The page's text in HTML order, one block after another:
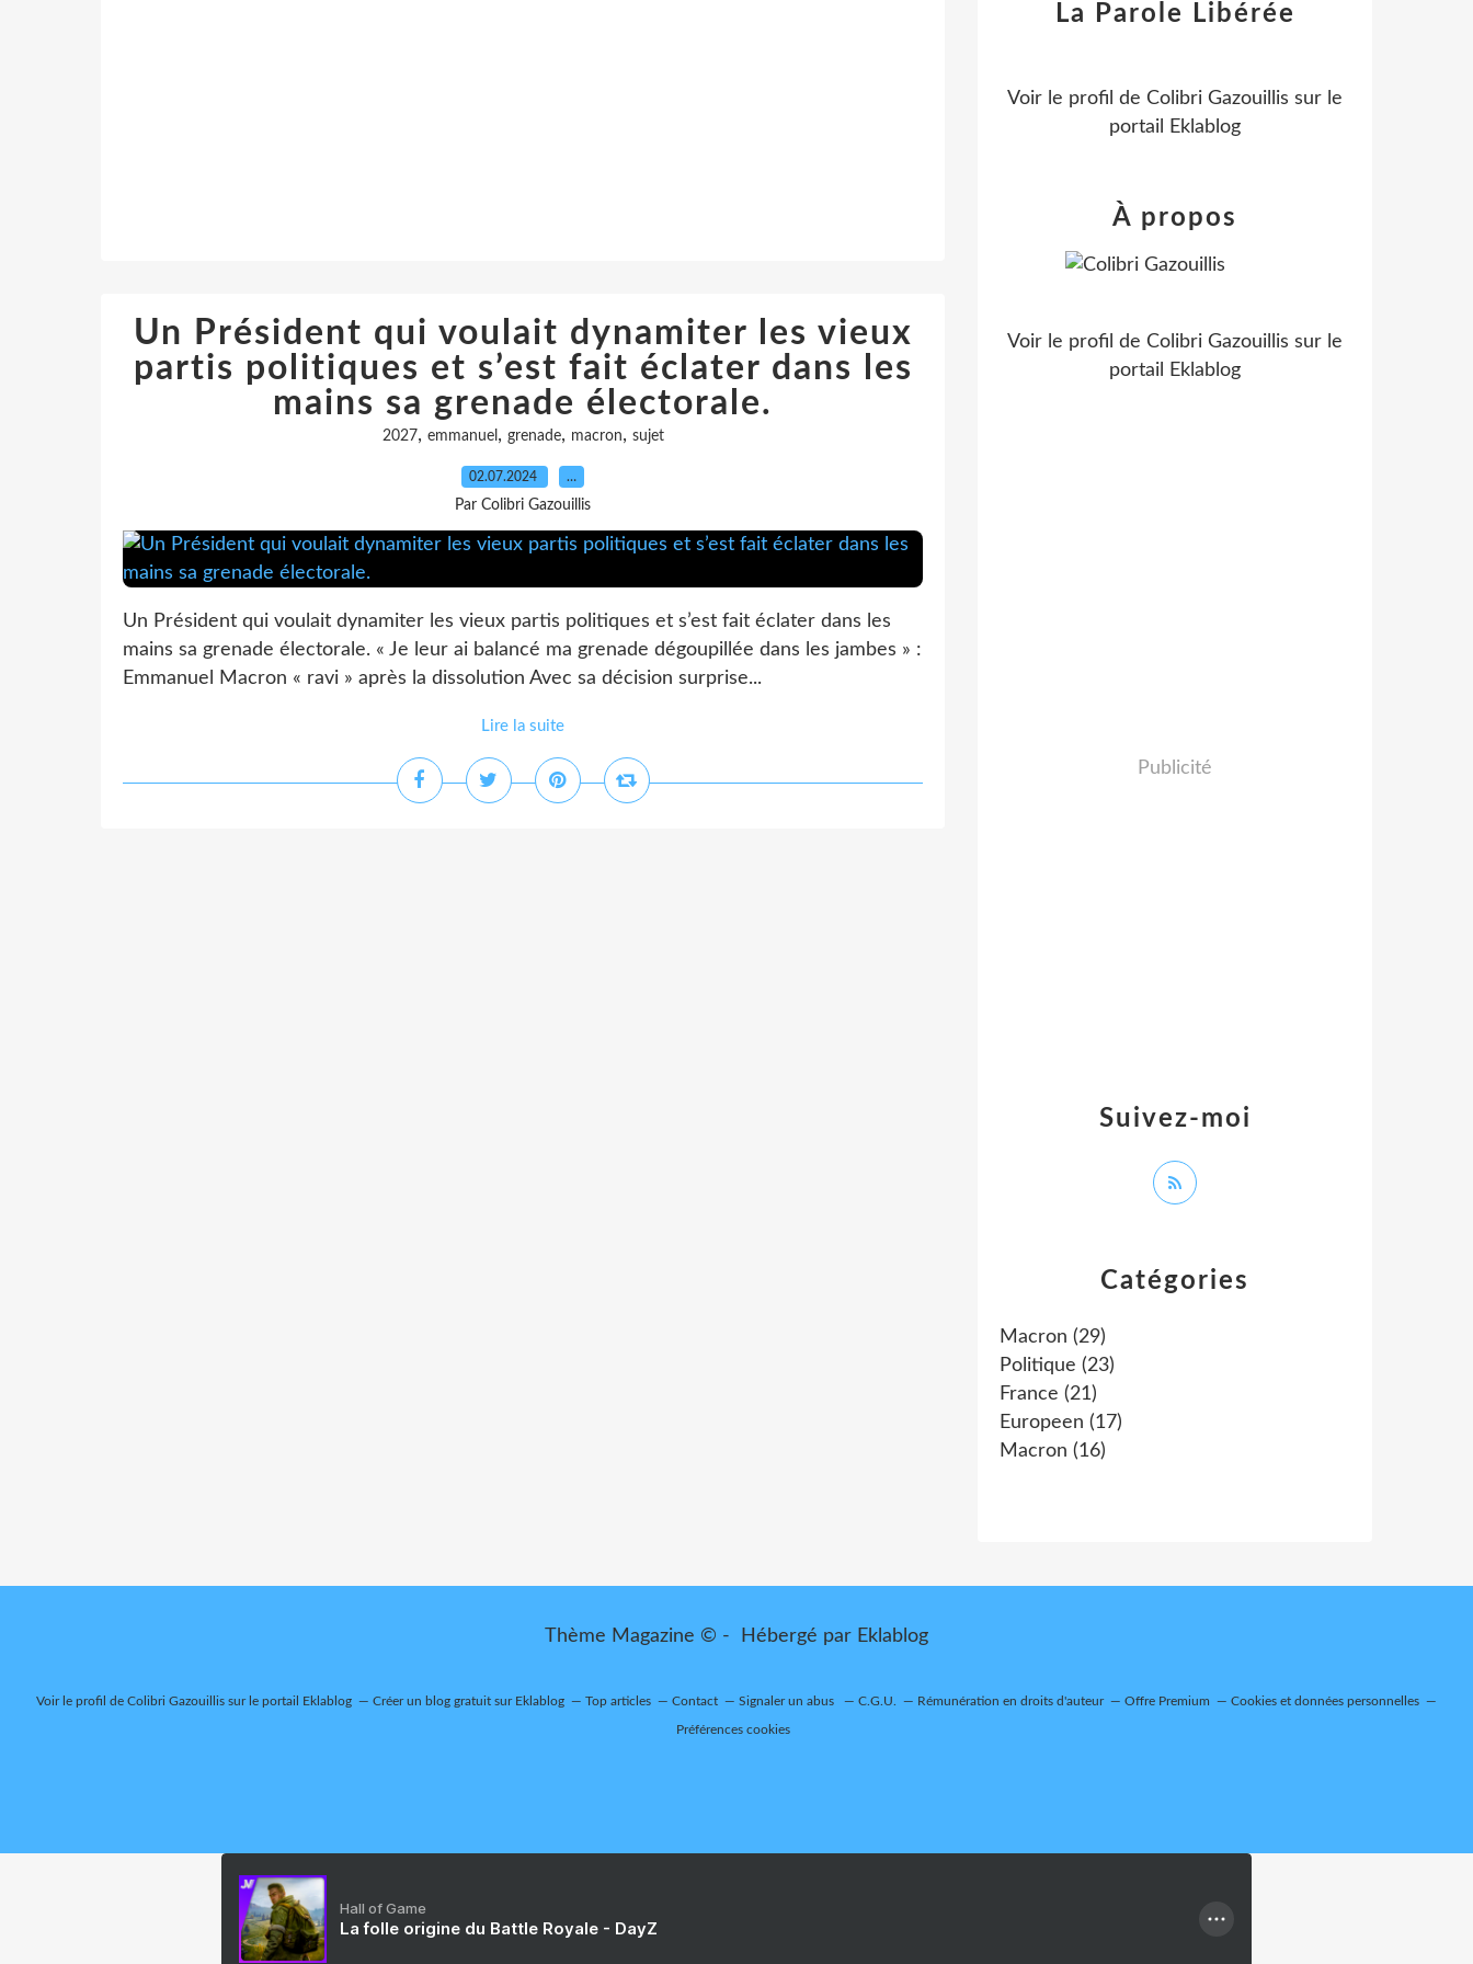
Un Président qui voulait dynamiter les vieux
partis politiques et s’est fait éclater dans les
mains sa grenade électorale.
2027, emmanuel, grenade, macron, sujet
02.07.2024 …
Par Colibri Gazouillis
Un Président qui voulait dynamiter les vieux partis politiques et s’est fait éclater dans les
mains sa grenade électorale. « Je leur ai balancé ma grenade dégoupillée dans les jambes » :
Emmanuel Macron « ravi » après la dissolution Avec sa décision surprise...
Lire la suite
Catégories
Macron (29)
Politique (23)
France (21)
Europeen (17)
Macron (16)
La Parole Libérée
Voir le profil de Colibri Gazouillis sur le
portail Eklablog
Suivez-moi
À propos
Voir le profil de Colibri Gazouillis sur le
portail Eklablog
Publicité
Thème Magazine © - Hébergé par Eklablog
Voir le profil de Colibri Gazouillis sur le portail Eklablog Créer un blog gratuit sur Eklablog Top articles Contact Signaler un abus C.G.U. Rémunération en droits d'auteur Offre Premium Cookies et données personnelles
Préférences cookies
Hall of Game
La folle origine du Battle Royale - DayZ